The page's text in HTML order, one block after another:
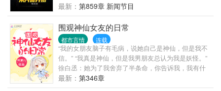
好。”【文案三】刚开始。常梨要托许宁青照顾，少女
可怜巴巴地站在门口，手里拎着行李箱。没一会儿，
门被打开，屋里的男人一件骚包睡衣，露出大片带水
渍的胸膛与锁骨，眉眼微愠，不耐烦：“谁啊。”常梨乖
乖叫了一声。下一秒，门“砰”一声重新甩上，只轻飘飘
一句：“找错人了。”后来。许宁青把姑娘抱在腿上，哭
唧唧的装可怜，求自己的小女友大学不要住校。“宝贝
儿，别让我独守空闺啊当我阅尽千帆后，遇到一个最
赤诚最勇敢的灵魂#食用指南：本主义玩家被驯化成忠
屈辱半生！这次，是重蹈覆辙，沦为斗争弃子（死亡
flag），还是抓住这滔天机遇，借大佬之手逆天改命？
（逆袭契机）全场震惊！昔日人人可欺的受气包片
警，竟暗中布局掌控全局，未来封疆大吏欠下天大人
情！
最新： 第859章 新闻节目
围观神仙女友的日常
都市言情 连载
“我的女朋友脑子有毛病，说她自己是神仙，但是我不
信。” “我真是神仙，但是我男朋友总认为我是妖怪。”
徐白丞：她为了我舍弃了半条命，你告诉我，我有什
么理由不爱她一辈子。 不羁叛逆少年> 偏日常向，不
虐。
最新： 第346章